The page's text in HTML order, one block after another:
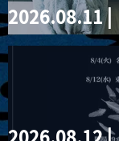
2026.08.11 |
見ル君想フ